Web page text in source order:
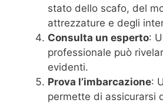
stato dello scafo, del
attrezzature e degli
Consulta un esperto:
professionale può
evidenti.
Prova l’imbarcazione:
permette di assicurarsi